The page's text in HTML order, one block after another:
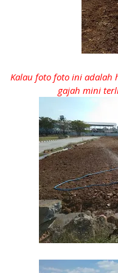
Kalau foto foto ini adalah
gajah mini